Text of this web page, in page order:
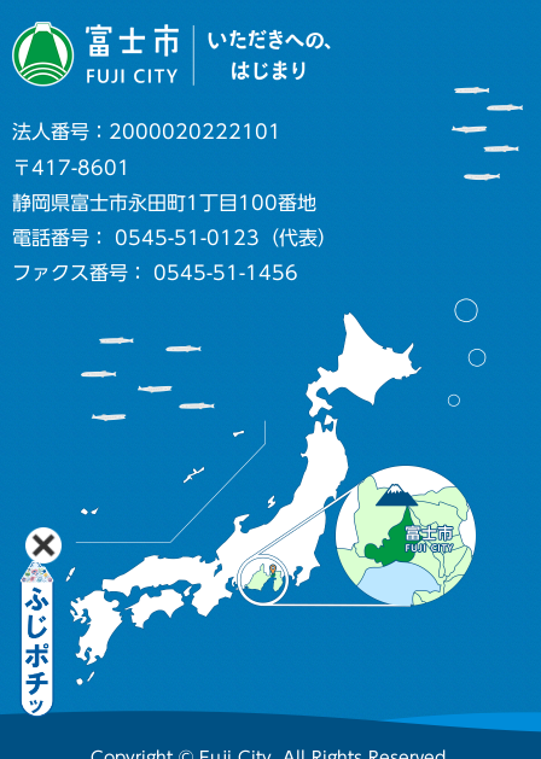
法人番号：2000020222101
〒417-8601
静岡県富士市永田町1丁目100番地
電話番号： 0545-51-0123（代表）
ファクス番号： 0545-51-1456